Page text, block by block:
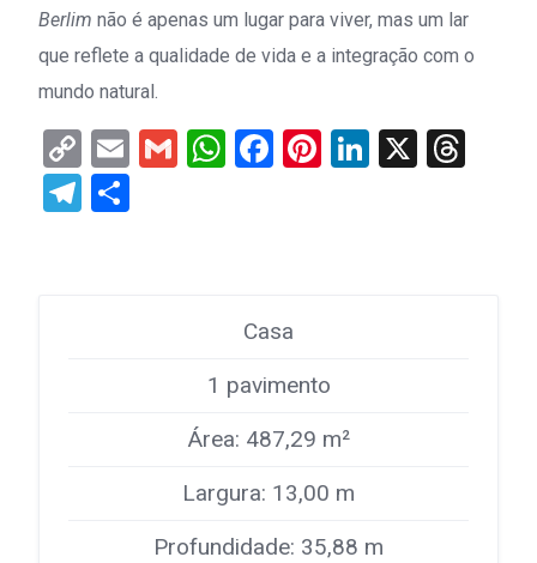
Berlim não é apenas um lugar para viver, mas um lar
que reflete a qualidade de vida e a integração com o
mundo natural.
Copy
Link
EmailGmailWhatsApp
Facebook
Pinterest
LinkedIn
X
Telegram
Casa
1 pavimento
Área: 487,29 m²
Largura: 13,00 m
Profundidade: 35,88 m